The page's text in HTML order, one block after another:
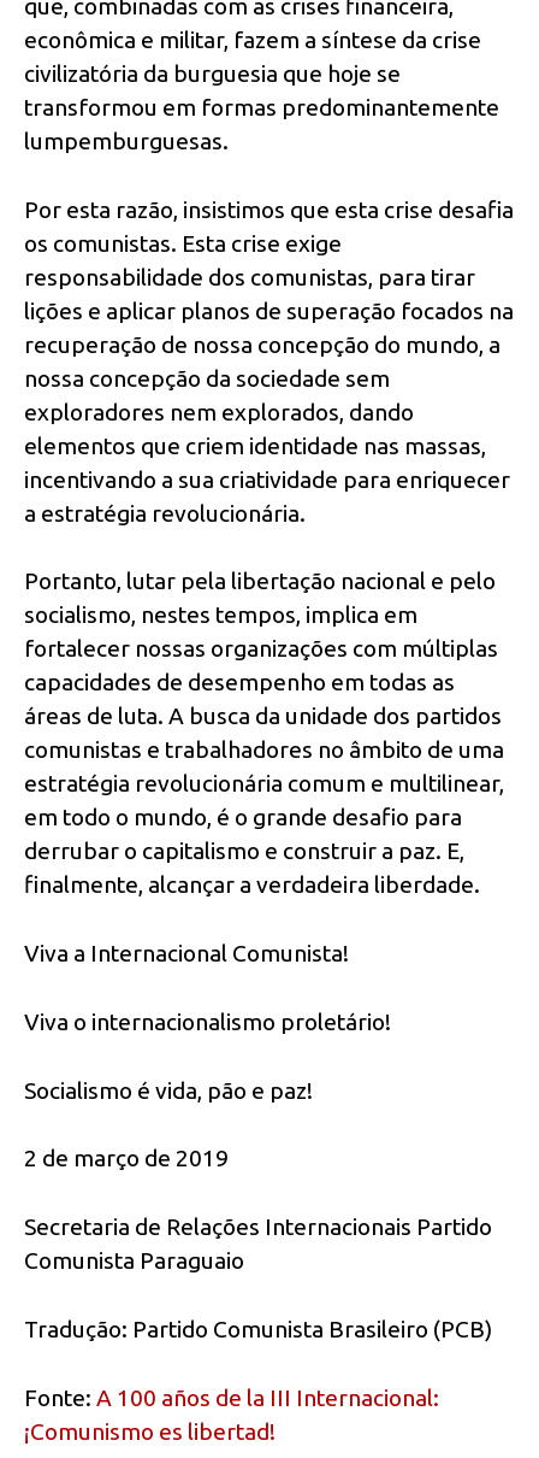
que, combinadas com as crises financeira,
econômica e militar, fazem a síntese da crise
civilizatória da burguesia que hoje se
transformou em formas predominantemente
lumpemburguesas.
Por esta razão, insistimos que esta crise desafia
os comunistas. Esta crise exige
responsabilidade dos comunistas, para tirar
lições e aplicar planos de superação focados na
recuperação de nossa concepção do mundo, a
nossa concepção da sociedade sem
exploradores nem explorados, dando
elementos que criem identidade nas massas,
incentivando a sua criatividade para enriquecer
a estratégia revolucionária.
Portanto, lutar pela libertação nacional e pelo
socialismo, nestes tempos, implica em
fortalecer nossas organizações com múltiplas
capacidades de desempenho em todas as
áreas de luta. A busca da unidade dos partidos
comunistas e trabalhadores no âmbito de uma
estratégia revolucionária comum e multilinear,
em todo o mundo, é o grande desafio para
derrubar o capitalismo e construir a paz. E,
finalmente, alcançar a verdadeira liberdade.
Viva a Internacional Comunista!
Viva o internacionalismo proletário!
Socialismo é vida, pão e paz!
2 de março de 2019
Secretaria de Relações Internacionais Partido
Comunista Paraguaio
Tradução: Partido Comunista Brasileiro (PCB)
Fonte: A 100 años de la III Internacional:
¡Comunismo es libertad!